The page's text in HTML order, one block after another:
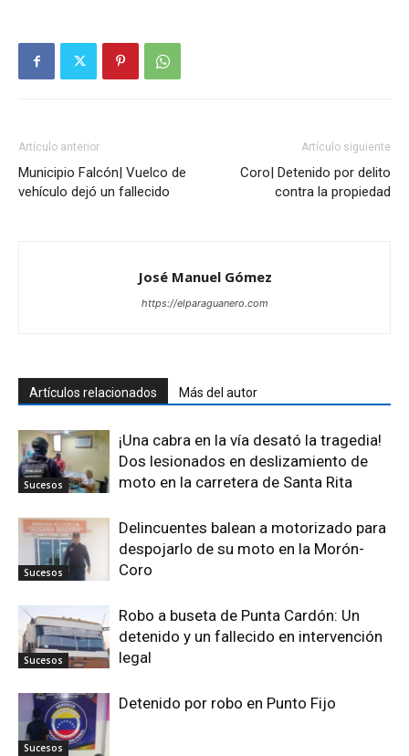
Artículo anterior
Municipio Falcón| Vuelco de
vehículo dejó un fallecido
Artículo siguiente
Coro| Detenido por delito
contra la propiedad
José Manuel Gómez
https://elparaguanero.com
Artículos relacionados Más del autor
Sucesos
¡Una cabra en la vía desató la tragedia!
Dos lesionados en deslizamiento de
moto en la carretera de Santa Rita
Sucesos
Delincuentes balean a motorizado para
despojarlo de su moto en la Morón-
Coro
Sucesos
Robo a buseta de Punta Cardón: Un
detenido y un fallecido en intervención
legal
Sucesos
Detenido por robo en Punto Fijo